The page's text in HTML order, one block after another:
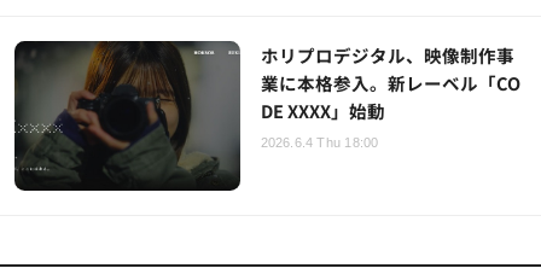
ホリプロデジタル、映像制作事
業に本格参入。新レーベル「CO
DE XXXX」始動
2026.6.4 Thu 18:00